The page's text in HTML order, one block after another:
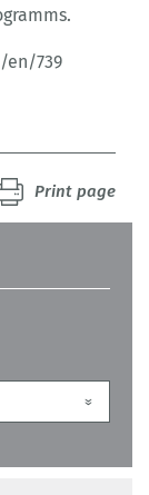
739
Print page